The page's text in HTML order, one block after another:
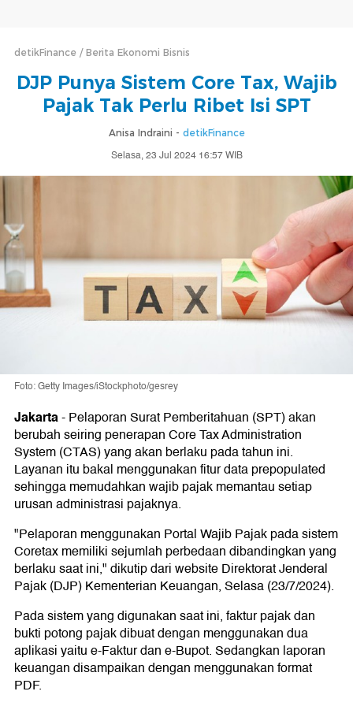
detikFinance Berita Ekonomi Bisnis
DJP Punya Sistem Core Tax, Wajib
Pajak Tak Perlu Ribet Isi SPT
Anisa Indraini - detikFinance
Selasa, 23 Jul 2024 16:57 WIB
Foto: Getty Images/iStockphoto/gesrey
Jakarta-Pelaporan Surat Pemberitahuan (SPT) akan
berubah seiring penerapan Core Tax Administration
System (CTAS) yang akan berlaku pada tahun ini.
Layanan itu bakal menggunakan fitur data prepopulated
sehingga memudahkan wajib pajak memantau setiap
urusan administrasi pajaknya.
"Pelaporan menggunakan Portal Wajib Pajak pada sistem
Coretax memiliki sejumlah perbedaan dibandingkan yang
berlaku saat ini," dikutip dari website Direktorat Jenderal
Pajak (DJP) Kementerian Keuangan, Selasa (23/7/2024).
Pada sistem yang digunakan saat ini, faktur pajak dan
bukti potong pajak dibuat dengan menggunakan dua
aplikasi yaitu e-Faktur dan e-Bupot. Sedangkan laporan
keuangan disampaikan dengan menggunakan format
PDF.